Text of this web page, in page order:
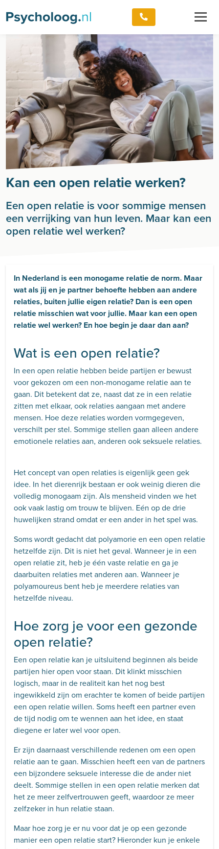
Kan een open relatie werken?
Een open relatie is voor sommige mensen
een verrijking van hun leven. Maar kan een
open relatie wel werken?
In Nederland is een monogame relatie de norm. Maar
wat als jij en je partner behoefte hebben aan andere
relaties, buiten jullie eigen relatie? Dan is een open
relatie misschien wat voor jullie. Maar kan een open
relatie wel werken? En hoe begin je daar dan aan?
Wat is een open relatie?
In een open relatie hebben beide partijen er bewust
voor gekozen om een non-monogame relatie aan te
gaan. Dit betekent dat ze, naast dat ze in een relatie
zitten met elkaar, ook relaties aangaan met andere
mensen. Hoe deze relaties worden vormgegeven,
verschilt per stel. Sommige stellen gaan alleen andere
emotionele relaties aan, anderen ook seksuele relaties.
Het concept van open relaties is eigenlijk geen gek
idee. In het dierenrijk bestaan er ook weinig dieren die
volledig monogaam zijn. Als mensheid vinden we het
ook vaak lastig om trouw te blijven. Eén op de drie
huwelijken strand omdat er een ander in het spel was.
Soms wordt gedacht dat polyamorie en een open relatie
hetzelfde zijn. Dit is niet het geval. Wanneer je in een
open relatie zit, heb je één vaste relatie en ga je
daarbuiten relaties met anderen aan. Wanneer je
polyamoureus bent heb je meerdere relaties van
hetzelfde niveau.
Hoe zorg je voor een gezonde
open relatie?
Een open relatie kan je uitsluitend beginnen als beide
partijen hier open voor staan. Dit klinkt misschien
logisch, maar in de realiteit kan het nog best
ingewikkeld zijn om erachter te komen of beide partijen
een open relatie willen. Soms heeft een partner even
de tijd nodig om te wennen aan het idee, en staat
diegene er later wel voor open.
Er zijn daarnaast verschillende redenen om een open
relatie aan te gaan. Misschien heeft een van de partners
een bijzondere seksuele interesse die de ander niet
deelt. Sommige stellen in een open relatie merken dat
het ze meer zelfvertrouwen geeft, waardoor ze meer
zelfzeker in hun relatie staan.
Maar hoe zorg je er nu voor dat je op een gezonde
manier een open relatie start? Hieronder kun je enkele